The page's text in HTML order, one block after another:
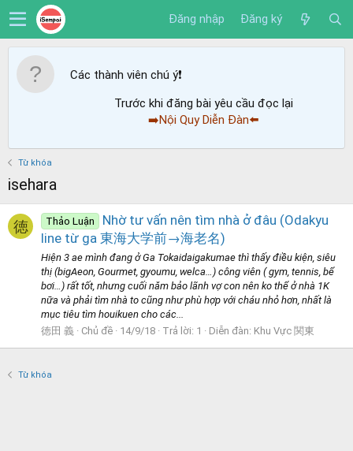
Đăng nhập Đăng ký
Các thành viên chú ý❗️
Trước khi đăng bài yêu cầu đọc lại
➡️Nội Quy Diễn Đàn⬅️
Từ khóa
isehara
徳 Thảo Luận
Nhờ tư vấn nên tìm nhà ở đâu (Odakyu
line từ ga 東海大学前→海老名)
Hiện 3 ae mình đang ở Ga Tokaidaigakumae thì thấy điều kiện, siêu
thị (bigAeon, Gourmet, gyoumu, welca…) công viên ( gym, tennis, bể
bơi…) rất tốt, nhưng cuối năm bảo lãnh vợ con nên ko thể ở nhà 1K
nữa và phải tìm nhà to cũng như phù hợp với cháu nhỏ hơn, nhất là
mục tiêu tìm houikuen cho các...
徳田 義
Chủ đề 14/9/18 Trả lời: 1 Diễn đàn: Khu Vực 関東
Từ khóa